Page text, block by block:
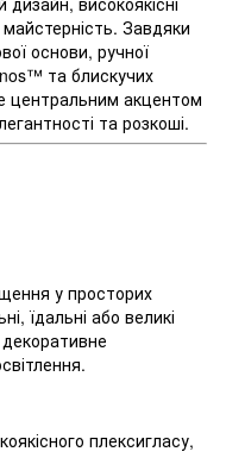
майстерність. Завдяки
основи, ручної
та блискучих
центральним акцентом
та розкоші.
у просторих
їдальні або великі
плексигласу,